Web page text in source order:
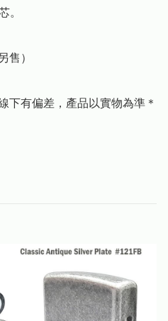
。
售）
下有偏差，產品以實物為準＊